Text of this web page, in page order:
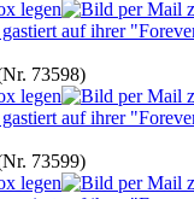
73598)
73599)